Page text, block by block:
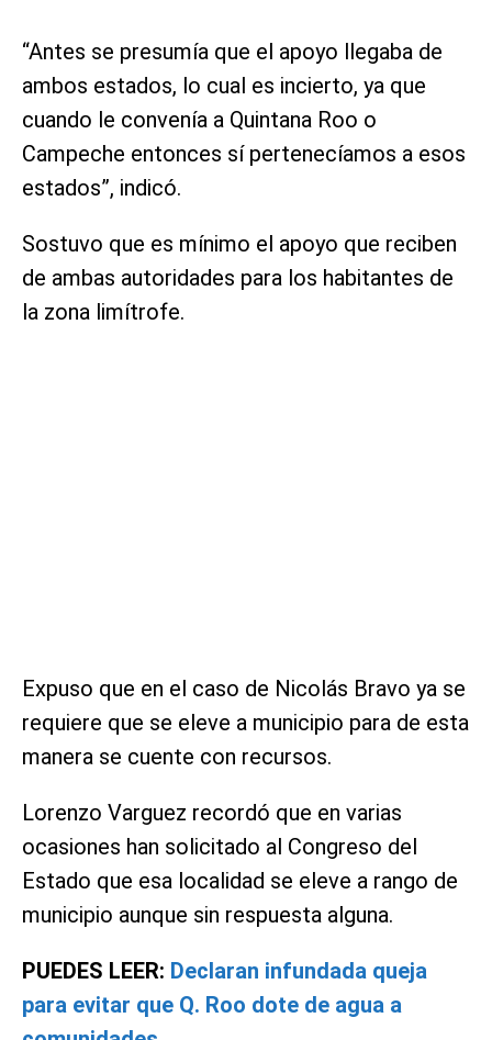
“Antes se presumía que el apoyo llegaba de
ambos estados, lo cual es incierto, ya que
cuando le convenía a Quintana Roo o
Campeche entonces sí pertenecíamos a esos
estados”, indicó.
Sostuvo que es mínimo el apoyo que reciben
de ambas autoridades para los habitantes de
la zona limítrofe.
Expuso que en el caso de Nicolás Bravo ya se
requiere que se eleve a municipio para de esta
manera se cuente con recursos.
Lorenzo Varguez recordó que en varias
ocasiones han solicitado al Congreso del
Estado que esa localidad se eleve a rango de
municipio aunque sin respuesta alguna.
PUEDES LEER: Declaran infundada queja
para evitar que Q. Roo dote de agua a